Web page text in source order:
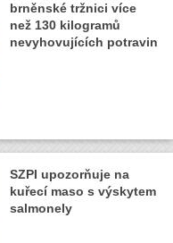
brněnské tržnici více
než 130 kilogramů
nevyhovujících potravin
SZPI upozorňuje na
kuřecí maso s výskytem
salmonely